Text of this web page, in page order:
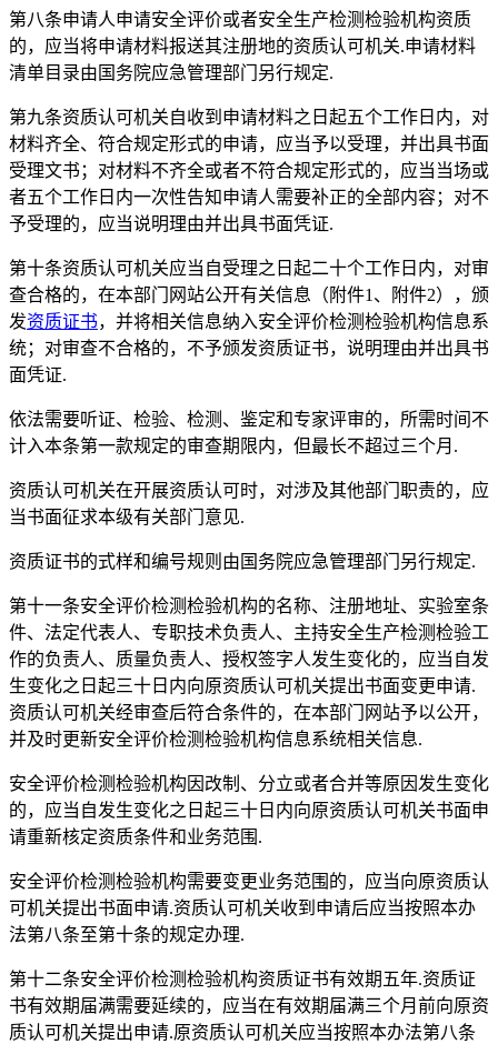
第八条申请人申请安全评价或者安全生产检测检验机构资质
的，应当将申请材料报送其注册地的资质认可机关.申请材料
清单目录由国务院应急管理部门另行规定.
第九条资质认可机关自收到申请材料之日起五个工作日内，对
材料齐全、符合规定形式的申请，应当予以受理，并出具书面
受理文书；对材料不齐全或者不符合规定形式的，应当当场或
者五个工作日内一次性告知申请人需要补正的全部内容；对不
予受理的，应当说明理由并出具书面凭证.
第十条资质认可机关应当自受理之日起二十个工作日内，对审
查合格的，在本部门网站公开有关信息（附件1、附件2），颁
发资质证书，并将相关信息纳入安全评价检测检验机构信息系
统；对审查不合格的，不予颁发资质证书，说明理由并出具书
面凭证.
依法需要听证、检验、检测、鉴定和专家评审的，所需时间不
计入本条第一款规定的审查期限内，但最长不超过三个月.
资质认可机关在开展资质认可时，对涉及其他部门职责的，应
当书面征求本级有关部门意见.
资质证书的式样和编号规则由国务院应急管理部门另行规定.
第十一条安全评价检测检验机构的名称、注册地址、实验室条
件、法定代表人、专职技术负责人、主持安全生产检测检验工
作的负责人、质量负责人、授权签字人发生变化的，应当自发
生变化之日起三十日内向原资质认可机关提出书面变更申请.
资质认可机关经审查后符合条件的，在本部门网站予以公开，
并及时更新安全评价检测检验机构信息系统相关信息.
安全评价检测检验机构因改制、分立或者合并等原因发生变化
的，应当自发生变化之日起三十日内向原资质认可机关书面申
请重新核定资质条件和业务范围.
安全评价检测检验机构需要变更业务范围的，应当向原资质认
可机关提出书面申请.资质认可机关收到申请后应当按照本办
法第八条至第十条的规定办理.
第十二条安全评价检测检验机构资质证书有效期五年.资质证
书有效期届满需要延续的，应当在有效期届满三个月前向原资
质认可机关提出申请.原资质认可机关应当按照本办法第八条